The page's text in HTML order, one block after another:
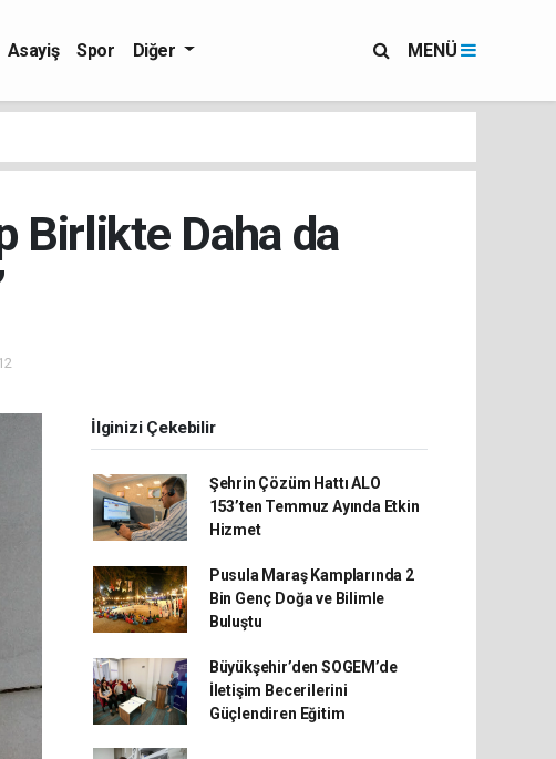
Asayiş Spor Diğer MENÜ
Birlikte Daha da
İlginizi Çekebilir
Şehrin Çözüm Hattı ALO
153’ten Temmuz Ayında Etkin
Hizmet
Pusula Maraş Kamplarında 2
Bin Genç Doğa ve Bilimle
Buluştu
Büyükşehir’den SOGEM’de
İletişim Becerilerini
Güçlendiren Eğitim